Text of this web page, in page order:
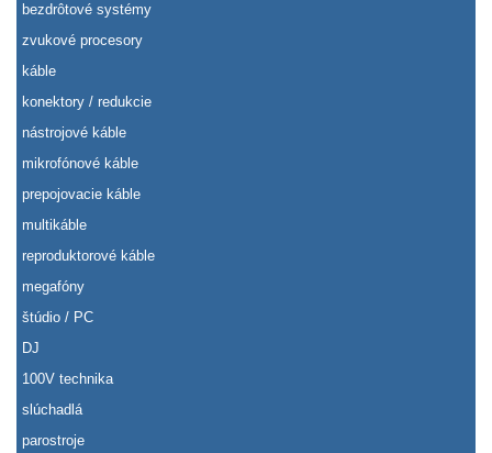
bezdrôtové systémy
zvukové procesory
káble
konektory / redukcie
nástrojové káble
mikrofónové káble
prepojovacie káble
multikáble
reproduktorové káble
megafóny
štúdio / PC
DJ
100V technika
slúchadlá
parostroje